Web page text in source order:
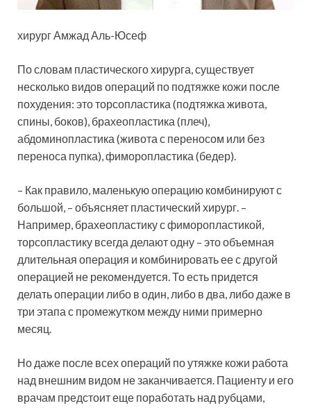
хирург Амжад Аль-Юсеф
По словам пластического хирурга, существует
несколько видов операций по подтяжке кожи после
похудения: это торсопластика (подтяжка живота,
спины, боков), брахеопластика (плеч),
абдоминопластика (живота с переносом или без
переноса пупка), фиморопластика (бедер).
– Как правило, маленькую операцию комбинируют с
большой, – объясняет пластический хирург. –
Например, брахеопластику с фиморопластикой,
торсопластику всегда делают одну – это объемная
длительная операция и комбинировать ее с другой
операцией не рекомендуется. То есть придется
делать операции либо в один, либо в два, либо даже в
три этапа с промежутком между ними примерно
месяц.
Но даже после всех операций по утяжке кожи работа
над внешним видом не заканчивается. Пациенту и его
врачам предстоит еще поработать над рубцами,